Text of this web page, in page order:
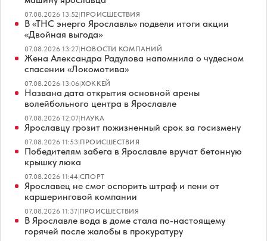
07.08.2026 13:52|ПРОИСШЕСТВИЯ
В «ТНС энерго Ярославль» подвели итоги акции
«Двойная выгода»
07.08.2026 13:27|НОВОСТИ КОМПАНИЙ
Жена Александра Радулова напомнила о чудесном
спасении «Локомотива»
07.08.2026 13:06|ХОККЕЙ
Названа дата открытия основной арены
волейбольного центра в Ярославле
07.08.2026 12:07|НАУКА
Ярославцу грозит пожизненный срок за госизмену
07.08.2026 11:53|ПРОИСШЕСТВИЯ
Победителям забега в Ярославле вручат бетонную
крышку люка
07.08.2026 11:44|СПОРТ
Ярославец не смог оспорить штраф и пени от
каршеринговой компании
07.08.2026 11:37|ПРОИСШЕСТВИЯ
В Ярославле вода в доме стала по-настоящему
горячей после жалобы в прокуратуру